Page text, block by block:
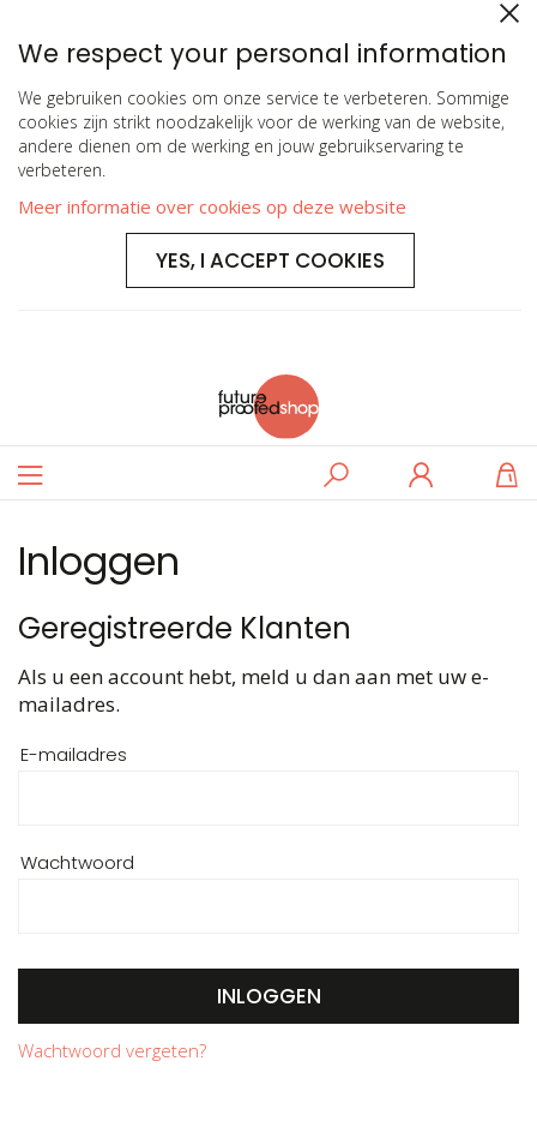
We respect your personal information
We gebruiken cookies om onze service te verbeteren. Sommige
cookies zijn strikt noodzakelijk voor de werking van de website,
andere dienen om de werking en jouw gebruikservaring te
verbeteren.
Meer informatie over cookies op deze website
YES, I ACCEPT COOKIES
Toggle
Zoeken
Inloggen
Geregistreerde Klanten
Als u een account hebt, meld u dan aan met uw e-
mailadres.
E-mailadres
Wachtwoord
INLOGGEN
Wachtwoord vergeten?